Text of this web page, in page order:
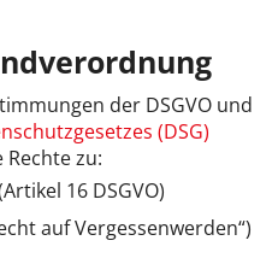
der DSGVO und
(DSG)
zu:
16 DSGVO)
auf Vergessenwerden“)